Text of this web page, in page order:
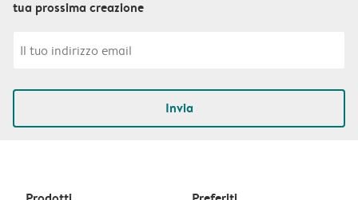
tua prossima creazione
Invia